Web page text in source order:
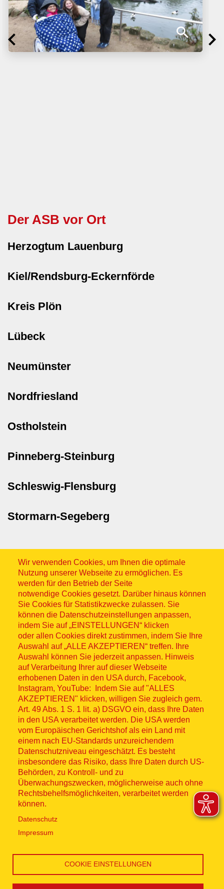
Der ASB vor Ort
Herzogtum Lauenburg
Kiel/Rendsburg-Eckernförde
Kreis Plön
Lübeck
Neumünster
Nordfriesland
Ostholstein
Pinneberg-Steinburg
Schleswig-Flensburg
Stormarn-Segeberg
Wir verwenden Cookies, um Ihnen die optimale
Nutzung unserer Webseite zu ermöglichen. Es
werden für den Betrieb der Seite
notwendige Cookies gesetzt. Darüber hinaus können
Sie Cookies für Statistikzwecke zulassen. Sie
können die Datenschutzeinstellungen anpassen,
indem Sie auf „EINSTELLUNGEN“ klicken
oder allen Cookies direkt zustimmen, indem Sie Ihre
Auswahl auf „ALLE AKZEPTIEREN“ treffen. Ihre
Auswahl können Sie jederzeit anpassen. Hinweis
auf Verarbeitung Ihrer auf dieser Webseite
erhobenen Daten in den USA durch, Facebook,
Instagram, YouTube: Indem Sie auf "ALLES
AKZEPTIEREN" klicken, willigen Sie zugleich gem.
Art. 49 Abs. 1 S. 1 lit. a) DSGVO ein, dass Ihre Daten
in den USA verarbeitet werden. Die USA werden
vom Europäischen Gerichtshof als ein Land mit
einem nach EU-Standards unzureichendem
Datenschutzniveau eingeschätzt. Es besteht
insbesondere das Risiko, dass Ihre Daten durch US-
Behörden, zu Kontroll- und zu
Überwachungszwecken, möglicherweise auch ohne
Rechtsbehelfsmöglichkeiten, verarbeitet werden
können.
Datenschutz
Impressum
COOKIE EINSTELLUNGEN
Sitemap
© ASB 2026
Fußzeilenmenü
Impressum
Datenschutz
Kontakt
Hinweisgebersystem
Lieferkette
Widerruf
Social Media